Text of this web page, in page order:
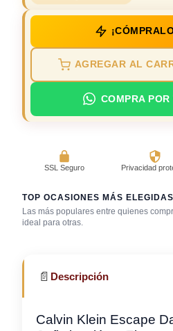
AGREGAR AL
COMPRA
SSL Seguro Privacidad
TOP OCASIONES MÁS ELEGIDAS
Las más populares entre quienes
ideal para otras.
Salida casual de
día
📄 Descripción
Calvin Klein Escape